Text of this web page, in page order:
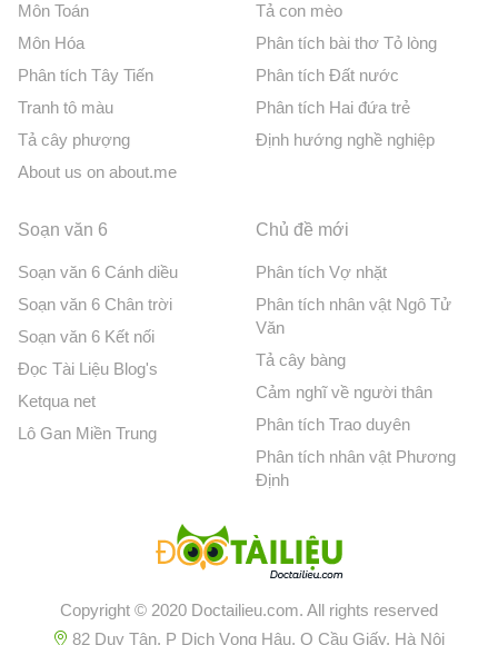
Môn Toán
Môn Hóa
Phân tích Tây Tiến
Tranh tô màu
Tả cây phượng
About us on about.me
Tả con mèo
Phân tích bài thơ Tỏ lòng
Phân tích Đất nước
Phân tích Hai đứa trẻ
Định hướng nghề nghiệp
Soạn văn 6
Soạn văn 6 Cánh diều
Soạn văn 6 Chân trời
Soạn văn 6 Kết nối
Đọc Tài Liệu Blog's
Ketqua net
Lô Gan Miền Trung
Chủ đề mới
Phân tích Vợ nhặt
Phân tích nhân vật Ngô Tử
Văn
Tả cây bàng
Cảm nghĩ về người thân
Phân tích Trao duyên
Phân tích nhân vật Phương
Định
Copyright © 2020 Doctailieu.com. All rights reserved
82 Duy Tân, P Dịch Vọng Hậu, Q Cầu Giấy, Hà Nội